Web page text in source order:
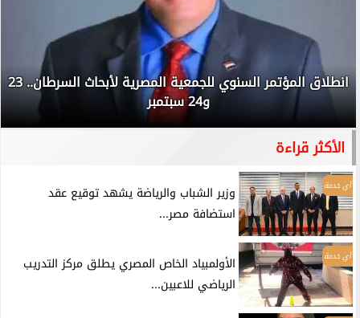
انطلاق المؤتمر السنوي للجمعية المصرية لأبحاث السرطان.. 23
و24 سبتمبر
الأكثر قراءة
أي خدمة
وزير الشباب والرياضة يشهد توقيع عقد
استضافة مصر...
أي خدمة
الأولمبياد الخاص المصري يطلق مركز التدريب
الرياضي للاعبين...